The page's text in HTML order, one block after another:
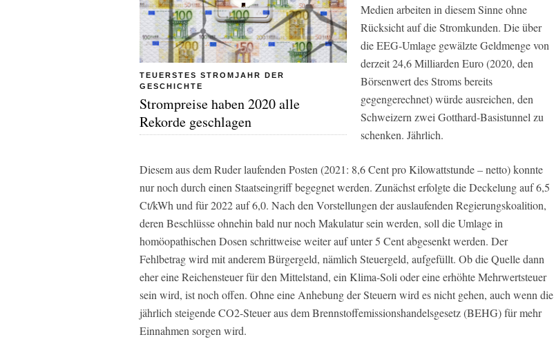
TEUERSTES STROMJAHR DER
GESCHICHTE
Strompreise haben 2020 alle
Rekorde geschlagen
Medien arbeiten in diesem Sinne ohne
Rücksicht auf die Stromkunden. Die über
die EEG-Umlage gewälzte Geldmenge von
derzeit 24,6 Milliarden Euro (2020, den
Börsenwert des Stroms bereits
gegengerechnet) würde ausreichen, den
Schweizern zwei Gotthard-Basistunnel zu
schenken. Jährlich.
Diesem aus dem Ruder laufenden Posten (2021: 8,6 Cent pro Kilowattstunde – netto) konnte
nur noch durch einen Staatseingriff begegnet werden. Zunächst erfolgte die Deckelung auf 6,5
Ct/kWh und für 2022 auf 6,0. Nach den Vorstellungen der auslaufenden Regierungskoalition,
deren Beschlüsse ohnehin bald nur noch Makulatur sein werden, soll die Umlage in
homöopathischen Dosen schrittweise weiter auf unter 5 Cent abgesenkt werden. Der
Fehlbetrag wird mit anderem Bürgergeld, nämlich Steuergeld, aufgefüllt. Ob die Quelle dann
eher eine Reichensteuer für den Mittelstand, ein Klima-Soli oder eine erhöhte Mehrwertsteuer
sein wird, ist noch offen. Ohne eine Anhebung der Steuern wird es nicht gehen, auch wenn die
jährlich steigende CO2-Steuer aus dem Brennstoffemissionshandelsgesetz (BEHG) für mehr
Einnahmen sorgen wird.